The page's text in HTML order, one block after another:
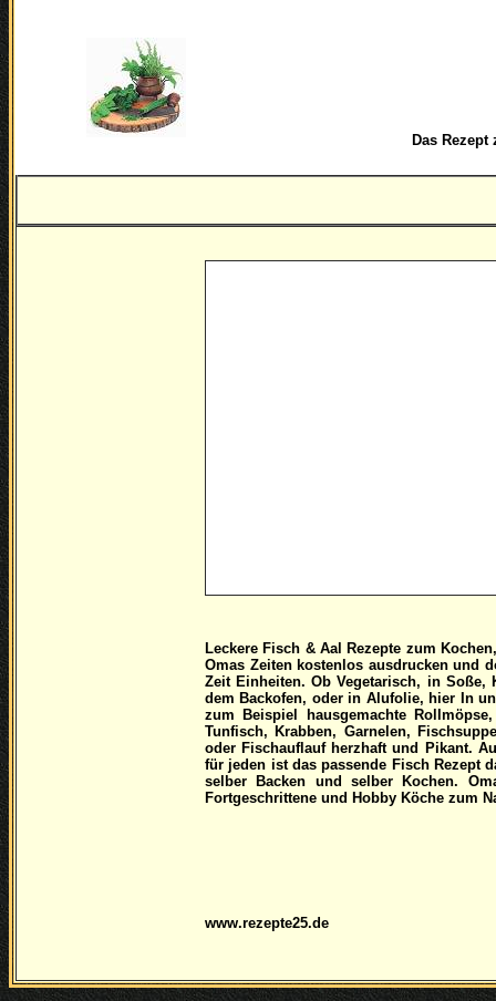
Das
Leckere Fisch & Aal Rezepte zum
Omas Zeiten kostenlos ausdrucken und
Zeit Einheiten. Ob Vegetarisch, in
dem Backofen, oder in Alufolie, hier In
zum Beispiel hausgemachte
Tunfisch, Krabben, Garnelen,
oder Fischauflauf herzhaft und Pikant.
für jeden ist das passende Fisch Rezept
selber Backen und selber Kochen.
Fortgeschrittene und Hobby Köche zum
www.rezepte25.de